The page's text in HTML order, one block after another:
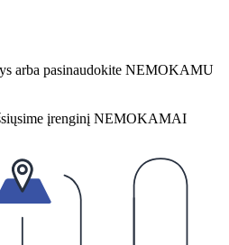
arba pasinaudokite NEMOKAMU
įrenginį NEMOKAMAI